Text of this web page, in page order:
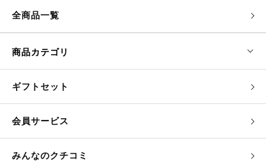
全商品一覧
商品カテゴリ
ギフトセット
会員サービス
みんなのクチコミ